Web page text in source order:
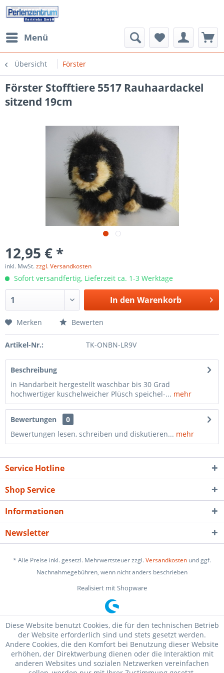
Menü
Übersicht Förster
Förster Stofftiere 5517 Rauhaardackel
sitzend 19cm
12,95 € *
inkl. MwSt.zzgl. Versandkosten
Sofort versandfertig, Lieferzeit ca. 1-3 Werktage
In den Warenkorb
Merken Bewerten
Artikel-Nr.: TK-ONBN-LR9V
Beschreibung
in Handarbeit hergestellt waschbar bis 30 Grad
hochwertiger kuschelweicher Plüsch speichel-... mehr
Bewertungen
0
Bewertungen lesen, schreiben und diskutieren... mehr
Service Hotline
Shop Service
Informationen
Newsletter
* Alle Preise inkl. gesetzl. Mehrwertsteuer zzgl.Versandkosten und ggf.
Nachnahmegebühren, wenn nicht anders beschrieben
Realisiert mit Shopware
Diese Website benutzt Cookies, die für den technischen Betrieb
der Website erforderlich sind und stets gesetzt werden.
Andere Cookies, die den Komfort bei Benutzung dieser Website
erhöhen, der Direktwerbung dienen oder die Interaktion mit
anderen Websites und sozialen Netzwerken vereinfachen